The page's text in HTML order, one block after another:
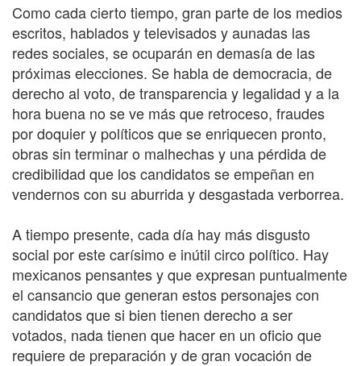
Como cada cierto tiempo, gran parte de los medios
escritos, hablados y televisados y aunadas las
redes sociales, se ocuparán en demasía de las
próximas elecciones. Se habla de democracia, de
derecho al voto, de transparencia y legalidad y a la
hora buena no se ve más que retroceso, fraudes
por doquier y políticos que se enriquecen pronto,
obras sin terminar o malhechas y una pérdida de
credibilidad que los candidatos se empeñan en
vendernos con su aburrida y desgastada verborrea.
A tiempo presente, cada día hay más disgusto
social por este carísimo e inútil circo político. Hay
mexicanos pensantes y que expresan puntualmente
el cansancio que generan estos personajes con
candidatos que si bien tienen derecho a ser
votados, nada tienen que hacer en un oficio que
requiere de preparación y de gran vocación de